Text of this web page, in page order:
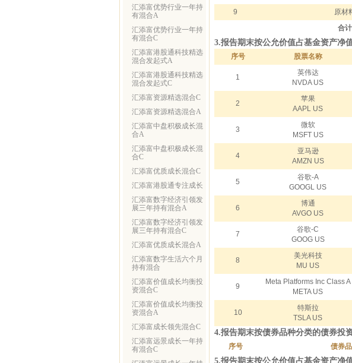
汇添富优势行业一年持
有混合A
汇添富优势行业一年持
有混合C
汇添富港股通科技精选
混合发起式A
汇添富港股通科技精选
混合发起式C
汇添富资源精选混合C
汇添富资源精选混合A
汇添富中盘积极成长混
合A
汇添富中盘积极成长混
合C
汇添富优质成长混合C
汇添富港股通专注成长
汇添富数字经济引领发
展三年持有混合A
汇添富数字经济引领发
展三年持有混合C
汇添富优质成长混合A
汇添富数字生活六个月
持有混合
汇添富价值成长均衡投
资混合C
汇添富价值成长均衡投
资混合A
汇添富成长领先混合C
汇添富远景成长一年持
有混合C
9 原材
合计
3.报告期末按公允价值占基金资产净
序号 股票名称
1
英伟达
NVDA US
2
苹果
AAPL US
3
微软
MSFT US
4
亚马逊
AMZN US
5
谷歌-A
GOOGL US
6
博通
AVGO US
7
谷歌-C
GOOG US
8
美光科技
MU US
9
Meta Platforms Inc Class A
META US
10
特斯拉
TSLA US
4.报告期末按债券品种分类的债券投
序号 债券
5.报告期末按公允价值占基金资产净